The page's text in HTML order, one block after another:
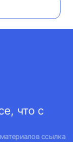
что с
ссылка